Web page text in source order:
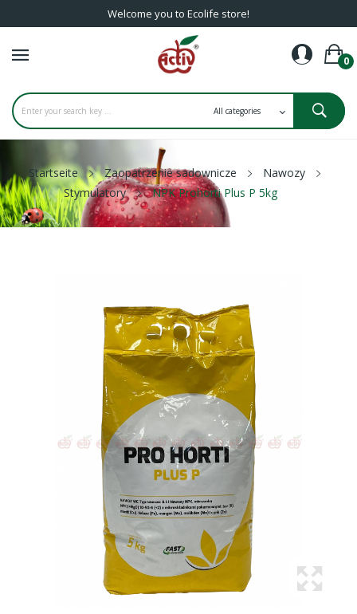
Welcome you to Ecolife store!
0
Startseite Zaopatrzenie sadownicze
Nawozy
Stymulatory
NPK Prohorti Plus P 5kg